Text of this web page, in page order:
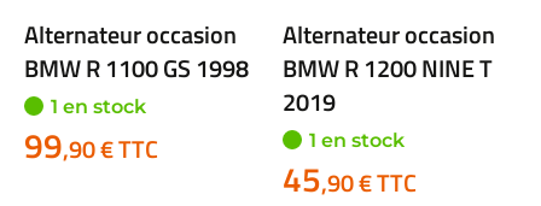
Alternateur occasion
BMW R 1100 GS 1998
1 en stock
99,90 € TTC
Alternateur occasion
BMW R 1200 NINE T
2019
1 en stock
45,90 € TTC